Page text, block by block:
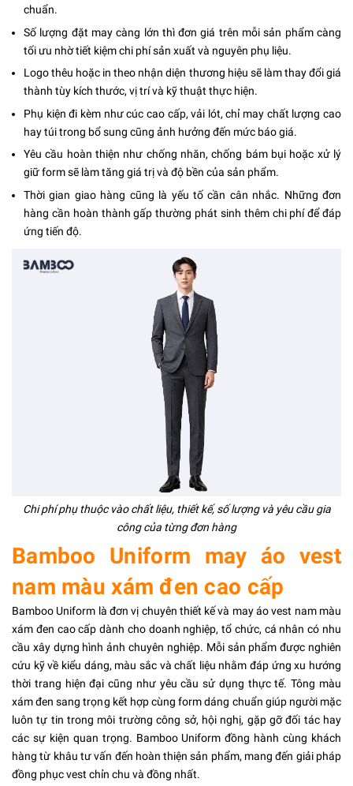
chuẩn.
Số lượng đặt may càng lớn thì đơn giá trên mỗi sản phẩm càng
tối ưu nhờ tiết kiệm chi phí sản xuất và nguyên phụ liệu.
Logo thêu hoặc in theo nhận diện thương hiệu sẽ làm thay đổi giá
thành tùy kích thước, vị trí và kỹ thuật thực hiện.
Phụ kiện đi kèm như cúc cao cấp, vải lót, chỉ may chất lượng cao
hay túi trong bổ sung cũng ảnh hưởng đến mức báo giá.
Yêu cầu hoàn thiện như chống nhăn, chống bám bụi hoặc xử lý
giữ form sẽ làm tăng giá trị và độ bền của sản phẩm.
Thời gian giao hàng cũng là yếu tố cần cân nhắc. Những đơn
hàng cần hoàn thành gấp thường phát sinh thêm chi phí để đáp
ứng tiến độ.
Chi phí phụ thuộc vào chất liệu, thiết kế, số lượng và yêu cầu gia
công của từng đơn hàng
Bamboo Uniform may áo vest
nam màu xám đen cao cấp
Bamboo Uniform là đơn vị chuyên thiết kế và may áo vest nam màu
xám đen cao cấp dành cho doanh nghiệp, tổ chức, cá nhân có nhu
cầu xây dựng hình ảnh chuyên nghiệp. Mỗi sản phẩm được nghiên
cứu kỹ về kiểu dáng, màu sắc và chất liệu nhằm đáp ứng xu hướng
thời trang hiện đại cũng như yêu cầu sử dụng thực tế. Tông màu
xám đen sang trọng kết hợp cùng form dáng chuẩn giúp người mặc
luôn tự tin trong môi trường công sở, hội nghị, gặp gỡ đối tác hay
các sự kiện quan trọng. Bamboo Uniform đồng hành cùng khách
hàng từ khâu tư vấn đến hoàn thiện sản phẩm, mang đến giải pháp
đồng phục vest chỉn chu và đồng nhất.